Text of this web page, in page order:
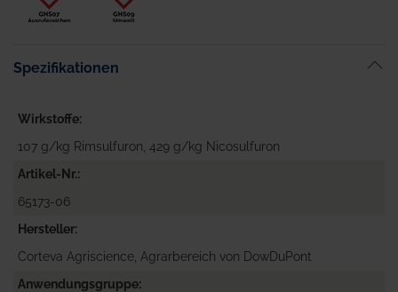
Spezifikationen
Wirkstoffe
107 g/kg Rimsulfuron, 429 g/kg Nicosulfuron
Artikel-Nr.
65173-06
Hersteller
Corteva Agriscience, Agrarbereich von DowDuPont
Anwendungsgruppe